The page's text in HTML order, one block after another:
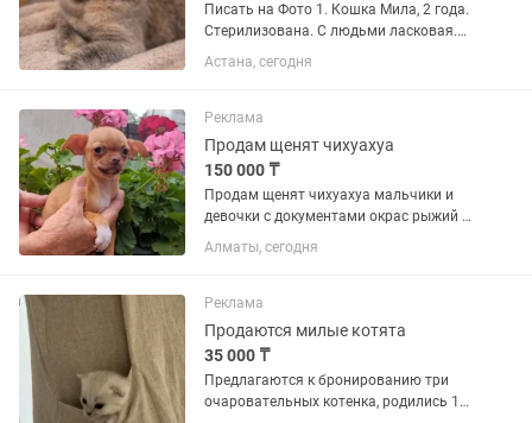
Писать на Фото 1. Кошка Мила, 2 года.
Стерилизована. С людьми ласковая.
Помесь с шотландцем. Лоток отлично.
Фото 2. Кошка Лола, 2 г.
ласковая. Порода Русская...
Астана, сегодня
Реклама
Продам щенят чихуахуа
150 000 ₸
Продам щенят чихуахуа мальчики и
девочки с документами окрас рыжий и
есть рыжий с белым, милые, любят
детей все вопросы в личку)
Алматы, сегодня
Реклама
Продаются милые котята
35 000 ₸
Предлагаются к бронированию три
очаровательных котенка, родились 14